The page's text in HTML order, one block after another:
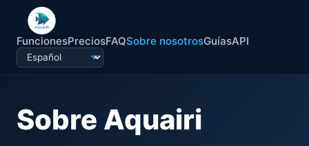
FuncionesPreciosFAQSobre nosotrosGuíasAPI
Sobre Aquairi